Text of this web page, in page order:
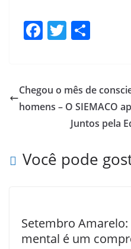
F
b
o
T
er e
Chegou o mês de
homens – O SIEMACO
Juntos pela
Você pode
Setembro
mental é um